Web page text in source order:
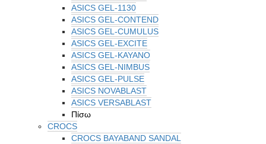
ASICS GEL-1130
ASICS GEL-CONTEND
ASICS GEL-CUMULUS
ASICS GEL-EXCITE
ASICS GEL-KAYANO
ASICS GEL-NIMBUS
ASICS GEL-PULSE
ASICS NOVABLAST
ASICS VERSABLAST
Πίσω
CROCS
CROCS BAYABAND SANDAL